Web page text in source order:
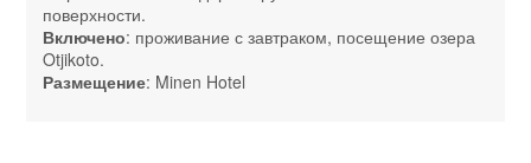
поверхности.
Включено: проживание с завтраком, посещение озера
Otjikoto.
Размещение: Minen Hotel